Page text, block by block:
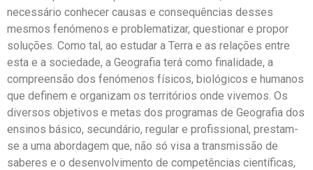
necessário conhecer causas e consequências desses
mesmos fenómenos e problematizar, questionar e propor
soluções. Como tal, ao estudar a Terra e as relações entre
esta e a sociedade, a Geografia terá como finalidade, a
compreensão dos fenómenos físicos, biológicos e humanos
que definem e organizam os territórios onde vivemos. Os
diversos objetivos e metas dos programas de Geografia dos
ensinos básico, secundário, regular e profissional, prestam-
se a uma abordagem que, não só visa a transmissão de
saberes e o desenvolvimento de competências científicas,